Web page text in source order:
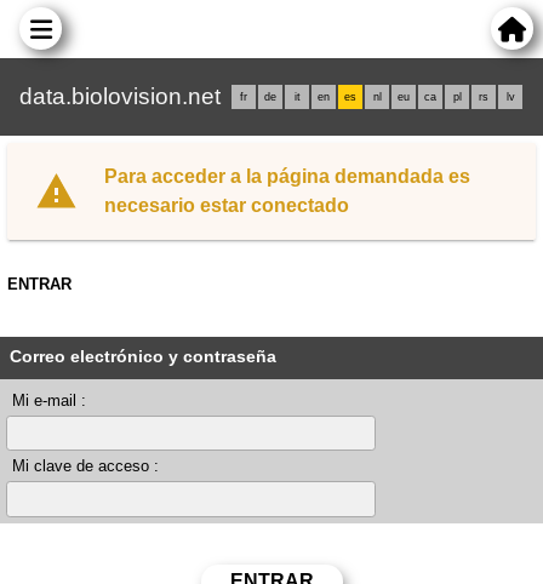
data.biolovision.net fr de it en es nl eu ca pl rs lv
Para acceder a la página demandada es
necesario estar conectado
ENTRAR
Correo electrónico y contraseña
Mi e-mail :
Mi clave de acceso :